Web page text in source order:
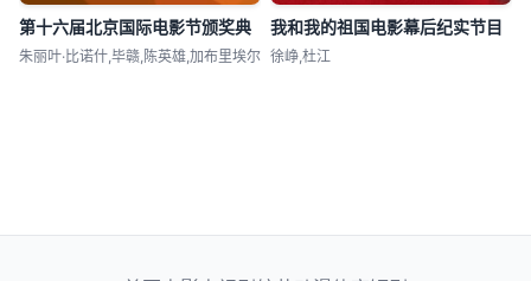
第十六届北京国际电影节颁奖典
朱丽叶·比诺什,毕赣,陈英雄,加布里埃尔
我和我的祖国电影幕后纪实节目
徐峥,杜江